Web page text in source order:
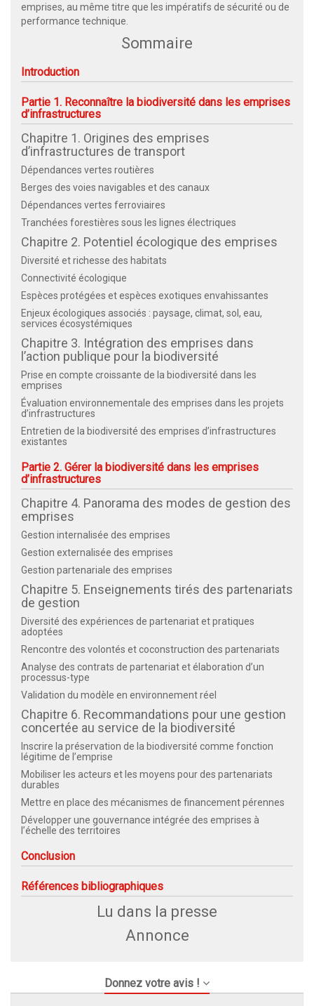
emprises, au même titre que les impératifs de sécurité ou de
performance technique.
Sommaire
Introduction
Partie 1. Reconnaître la biodiversité dans les emprises
d’infrastructures
Chapitre 1. Origines des emprises
d’infrastructures de transport
Dépendances vertes routières
Berges des voies navigables et des canaux
Dépendances vertes ferroviaires
Tranchées forestières sous les lignes électriques
Chapitre 2. Potentiel écologique des emprises
Diversité et richesse des habitats
Connectivité écologique
Espèces protégées et espèces exotiques envahissantes
Enjeux écologiques associés : paysage, climat, sol, eau,
services écosystémiques
Chapitre 3. Intégration des emprises dans
l’action publique pour la biodiversité
Prise en compte croissante de la biodiversité dans les
emprises
Évaluation environnementale des emprises dans les projets
d’infrastructures
Entretien de la biodiversité des emprises d’infrastructures
existantes
Partie 2. Gérer la biodiversité dans les emprises
d’infrastructures
Chapitre 4. Panorama des modes de gestion des
emprises
Gestion internalisée des emprises
Gestion externalisée des emprises
Gestion partenariale des emprises
Chapitre 5. Enseignements tirés des partenariats
de gestion
Diversité des expériences de partenariat et pratiques
adoptées
Rencontre des volontés et coconstruction des partenariats
Analyse des contrats de partenariat et élaboration d’un
processus-type
Validation du modèle en environnement réel
Chapitre 6. Recommandations pour une gestion
concertée au service de la biodiversité
Inscrire la préservation de la biodiversité comme fonction
légitime de l’emprise
Mobiliser les acteurs et les moyens pour des partenariats
durables
Mettre en place des mécanismes de financement pérennes
Développer une gouvernance intégrée des emprises à
l’échelle des territoires
Conclusion
Références bibliographiques
Lu dans la presse
Annonce
Donnez votre avis !